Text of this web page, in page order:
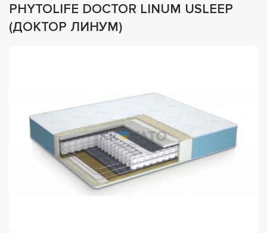
PHYTOLIFE DOCTOR LINUM USLEEP
(ДОКТОР ЛИНУМ)